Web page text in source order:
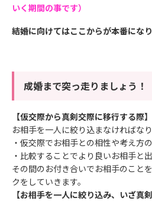
いく期間の事です）
結婚に向けてはここからが本番になり
成婚まで突っ走りましょう！
【仮交際から真剣交際に移行する際】
お相手を一人に絞り込まなければなり
・仮交際でお相手との相性や考え方
・比較することでより良いお相手と
その間のお付き合いでお相手のこと
クをしていきます。
【お相手を一人に絞り込み、いざ真剣